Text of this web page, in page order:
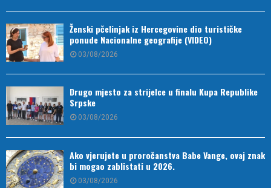
Ženski pčelinjak iz Hercegovine dio turističke
ponude Nacionalne geografije (VIDEO)
03/08/2026
Drugo mjesto za strijelce u finalu Kupa Republike
Srpske
03/08/2026
Ako vjerujete u proročanstva Babe Vange, ovaj znak
bi mogao zablistati u 2026.
03/08/2026